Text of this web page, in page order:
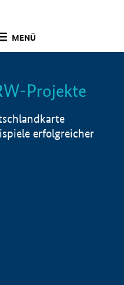
MENÜ
Info
Projekte
erfolgreicher